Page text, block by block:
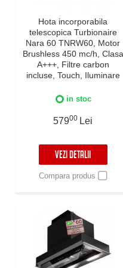
Hota incorporabila
telescopica Turbionaire
Nara 60 TNRW60, Motor
Brushless 450 mc/h, Clasa
A+++, Filtre carbon
incluse, Touch, Iluminare
Timer, Inox
in stoc
57900 Lei
VEZI DETALII
Compara produs